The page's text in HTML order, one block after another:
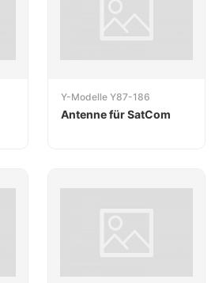
Y-Modelle Y87-186
Antenne für SatCom